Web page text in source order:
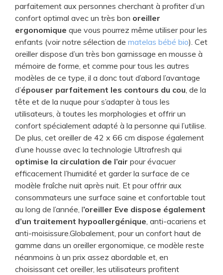
parfaitement aux personnes cherchant à profiter d’un
confort optimal avec un très bon oreiller
ergonomique que vous pourrez même utiliser pour les
enfants (voir notre sélection de matelas bébé bio). Cet
oreiller dispose d’un très bon garnissage en mousse à
mémoire de forme, et comme pour tous les autres
modèles de ce type, il a donc tout d’abord l’avantage
d’épouser parfaitement les contours du cou , de la
tête et de la nuque pour s’adapter à tous les
utilisateurs, à toutes les morphologies et offrir un
confort spécialement adapté à la personne qui l’utilise.
De plus, cet oreiller de 42 x 66 cm dispose également
d’une housse avec la technologie Ultrafresh qui
optimise la circulation de l’air pour évacuer
efficacement l’humidité et garder la surface de ce
modèle fraîche nuit après nuit. Et pour offrir aux
consommateurs une surface saine et confortable tout
au long de l’année, l’oreiller Eve dispose également
d’un traitement hypoallergénique , anti-acariens et
anti-moisissure.Globalement, pour un confort haut de
gamme dans un oreiller ergonomique, ce modèle reste
néanmoins à un prix assez abordable et, en
choisissant cet oreiller, les utilisateurs profitent